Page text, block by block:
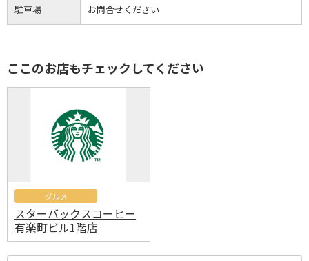
駐車場 お問合せください
ここのお店もチェックしてください
グルメ
スターバックスコーヒー
有楽町ビル1階店